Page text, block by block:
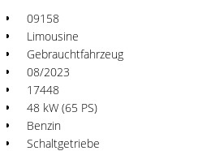
09158
Limousine
Gebrauchtfahrzeug
08/2023
17448
48 kW (65 PS)
Benzin
Schaltgetriebe